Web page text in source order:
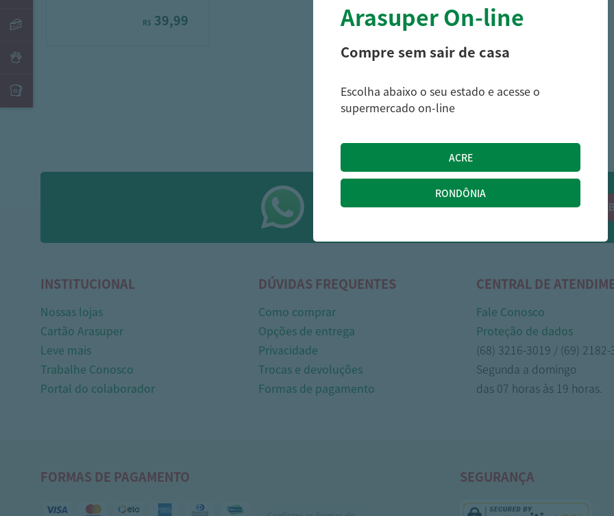
R$ 39,99
OFERTAS NO WHATSAPP:
Siga nossos canais oficiais de ofertas no
INSTITUCIONAL
Nossas lojas
Cartão Arasuper
Leve mais
Trabalhe Conosco
Portal do colaborador
DÚVIDAS FREQUENTES
Como comprar
Opções de entrega
Privacidade
Trocas e devoluções
Formas de pagamento
CENTRAL DE
Fale Conosco
Proteção de dados
(68) 3216-3019 / (69) 2182-
Segunda a domingo
das 07 horas às 19 horas.
FORMAS DE PAGAMENTO SEGURANÇA
Arasuper On-line
Compre sem sair de casa
Escolha abaixo o seu estado e acesse o
supermercado on-line